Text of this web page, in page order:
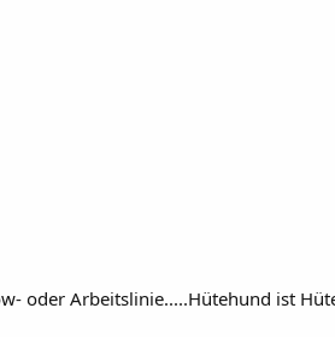
oder Arbeitslinie.....Hütehund ist